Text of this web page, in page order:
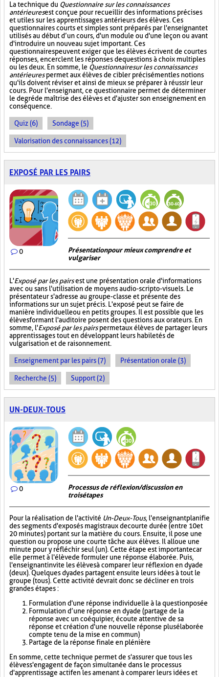
La technique du Questionnaire sur les connaissances
antérieuresest conçue pour recueillir des informations précises
et utiles sur les apprentissages antérieurs des élèves. Ces
questionnaires courts et simples sont préparés par l'enseignant et
utilisés au début d’un cours, d'un module ou d'une leçon ou avant
d'introduire un nouveau sujet important. Ces
questionnaires peuvent exiger que les élèves écrivent de courtes
réponses, encerclent les réponses de questions à choix multiples
ou les deux. En somme, le Questionnaire sur les connaissances
antérieurespermet aux élèves de cibler précisément les notions
qu'ils doivent réviser et ainsi de mieux se préparer à réussir leur
cours. Pour l'enseignant, ce questionnaire permet de déterminer
le degré de maîtrise des élèves et d'ajuster son enseignement en
conséquence.
Quiz (6) Sondage (5)
Valorisation des connaissances (12)
EXPOSÉ PAR LES PAIRS
0
Présentation pour mieux comprendre et
vulgariser
L'Exposé par les pairsest une présentation orale d'informations
avec ou sans l'utilisation de moyens audio-scripto-visuels. Le
présentateur s'adresse au groupe-classe et présente des
informations sur un sujet précis. L'exposé peut se faire de
manière individuelle ou en petits groupes. Il est possible que les
élèves formant l'auditoire posent des questions aux orateurs. En
somme, l'Exposé par les pairspermet aux élèves de partager leurs
apprentissages tout en développant leurs habiletés de
vulgarisation et de raisonnement.
Enseignement par les pairs (7) Présentation orale (3)
Recherche (5) Support (2)
UN-DEUX-TOUS
0
Processus de réflexion/discussion en
trois étapes
Pour la réalisation de l'activité Un-Deux-Tous, l'enseignant planifie
des segments d'exposés magistraux de courte durée (entre 10 et
20 minutes) portant sur la matière du cours. Ensuite, il pose une
question ou propose une courte tâche aux élèves. Il alloue une
minute pour y réfléchir seul (un). Cette étape est importante car
elle permet à l'élève de formuler une réponse élaborée. Puis,
l'enseignant invite les élèves à comparer leur réflexion en dyade
(deux). Quelques dyades partagent ensuite leurs idées à tout le
groupe (tous). Cette activité devrait donc se décliner en trois
grandes étapes :
Formulation d'une réponse individuelle à la question posée
Formulation d’une réponse en dyade (partage de la
réponse avec un coéquipier, écoute attentive de sa
réponse et création d'une nouvelle réponse plus élaborée
compte tenu de la mise en commun)
Partage de la réponse finale en plénière
En somme, cette technique permet de s'assurer que tous les
élèves s'engagent de façon simultanée dans le processus
d'apprentissage actif en les amenant à comparer leurs idées et